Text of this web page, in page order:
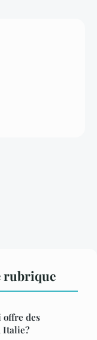
rubrique
offre des
Italie?